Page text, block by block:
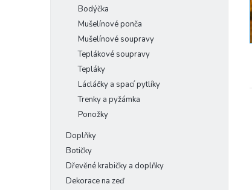
Bodýčka
Mušelínové ponča
Mušelínové soupravy
Teplákové soupravy
Tepláky
Lácláčky a spací pytlíky
Trenky a pyžámka
Ponožky
Doplňky
Botičky
Dřevěné krabičky a doplňky
Dekorace na zeď